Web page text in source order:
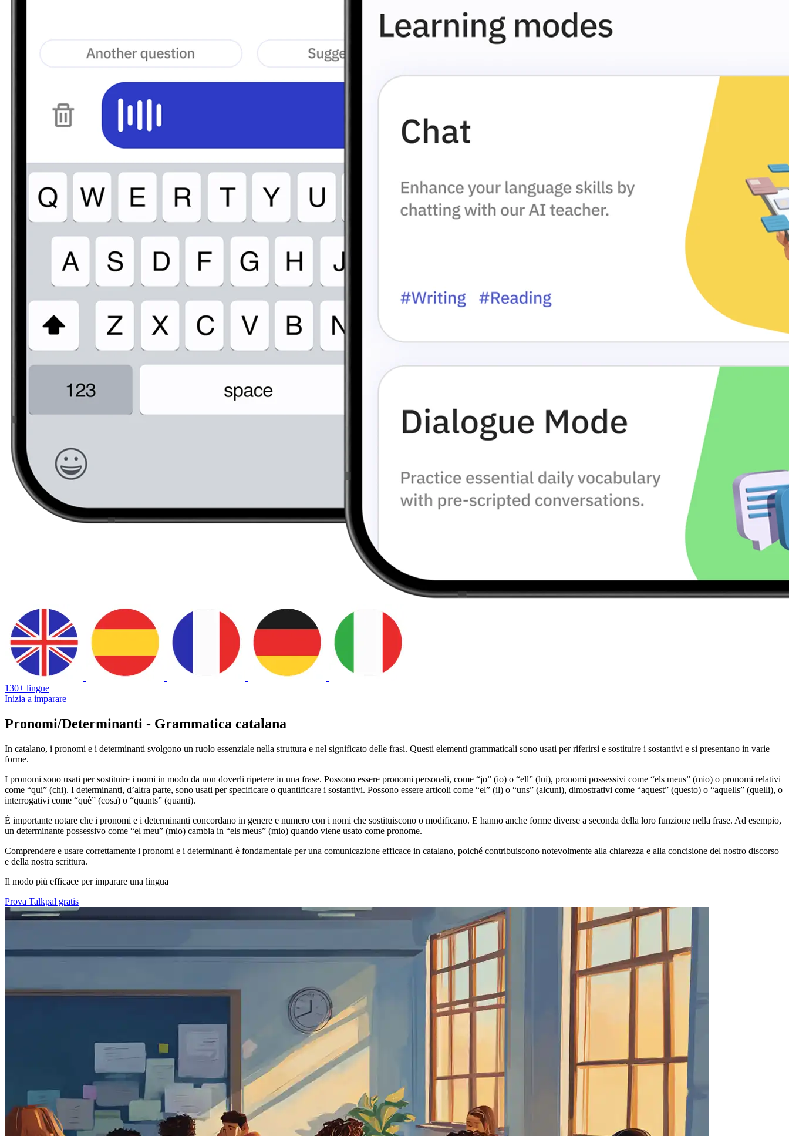
130+ lingue
Inizia a imparare
Pronomi/Determinanti - Grammatica catalana
In catalano, i pronomi e i determinanti svolgono un ruolo essenziale nella struttura e nel significato delle frasi. Questi elementi grammaticali sono usati per riferirsi e sostituire i sostantivi e si presentano in varie
forme.
I pronomi sono usati per sostituire i nomi in modo da non doverli ripetere in una frase. Possono essere pronomi personali, come “jo” (io) o “ell” (lui), pronomi possessivi come “els meus” (mio) o pronomi relativi
come “qui” (chi). I determinanti, d’altra parte, sono usati per specificare o quantificare i sostantivi. Possono essere articoli come “el” (il) o “uns” (alcuni), dimostrativi come “aquest” (questo) o “aquells” (quelli), o
interrogativi come “què” (cosa) o “quants” (quanti).
È importante notare che i pronomi e i determinanti concordano in genere e numero con i nomi che sostituiscono o modificano. E hanno anche forme diverse a seconda della loro funzione nella frase. Ad esempio,
un determinante possessivo come “el meu” (mio) cambia in “els meus” (mio) quando viene usato come pronome.
Comprendere e usare correttamente i pronomi e i determinanti è fondamentale per una comunicazione efficace in catalano, poiché contribuiscono notevolmente alla chiarezza e alla concisione del nostro discorso
e della nostra scrittura.
Il modo più efficace per imparare una lingua
Prova Talkpal gratis